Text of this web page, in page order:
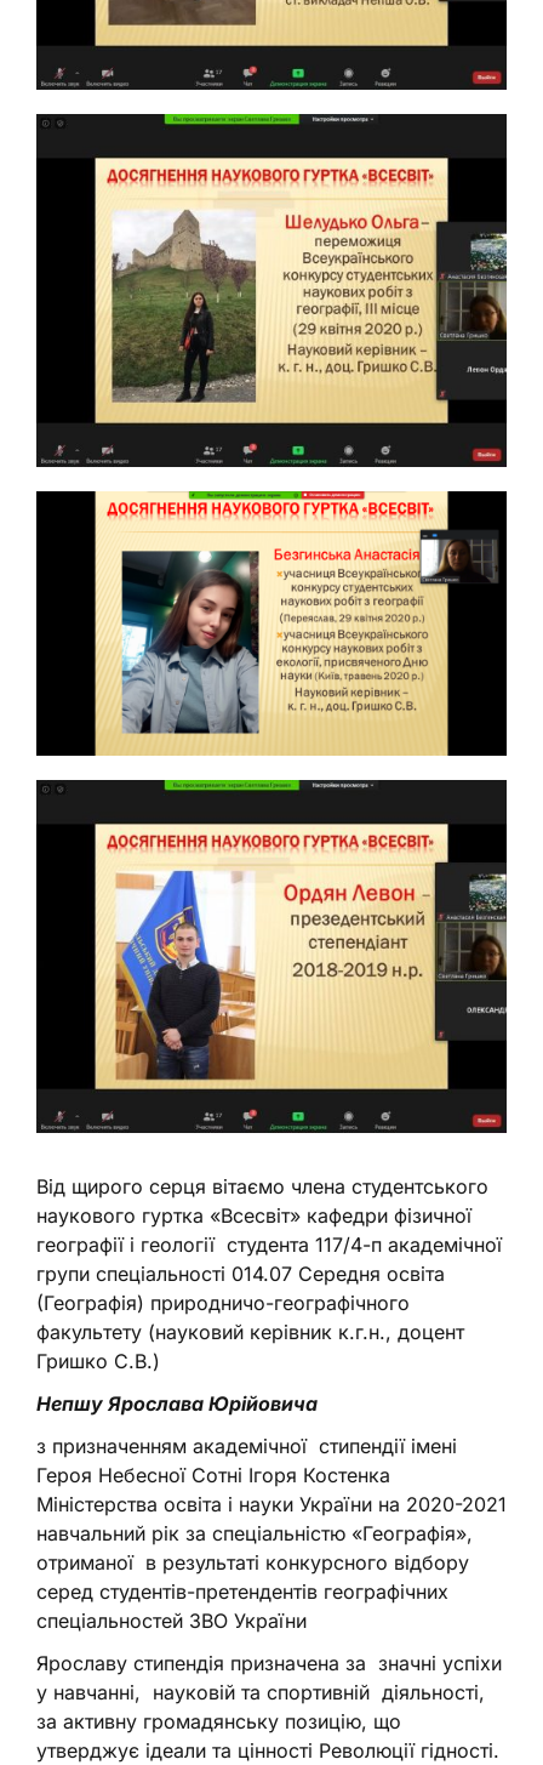
Від щирого серця вітаємо члена студентського
наукового гуртка «Всесвіт» кафедри фізичної
географії і геології студента 117/4-п академічної
групи спеціальності 014.07 Середня освіта
(Географія) природничо-географічного
факультету (науковий керівник к.г.н., доцент
Гришко С.В.)
Непшу Ярослава Юрійовича
з призначенням академічної стипендії імені
Героя Небесної Сотні Ігоря Костенка
Міністерства освіта і науки України на 2020-2021
навчальний рік за спеціальністю «Географія»,
отриманої в результаті конкурсного відбору
серед студентів-претендентів географічних
спеціальностей ЗВО України
Ярославу стипендія призначена за значні успіхи
у навчанні, науковій та спортивній діяльності,
за активну громадянську позицію, що
утверджує ідеали та цінності Революції гідності.